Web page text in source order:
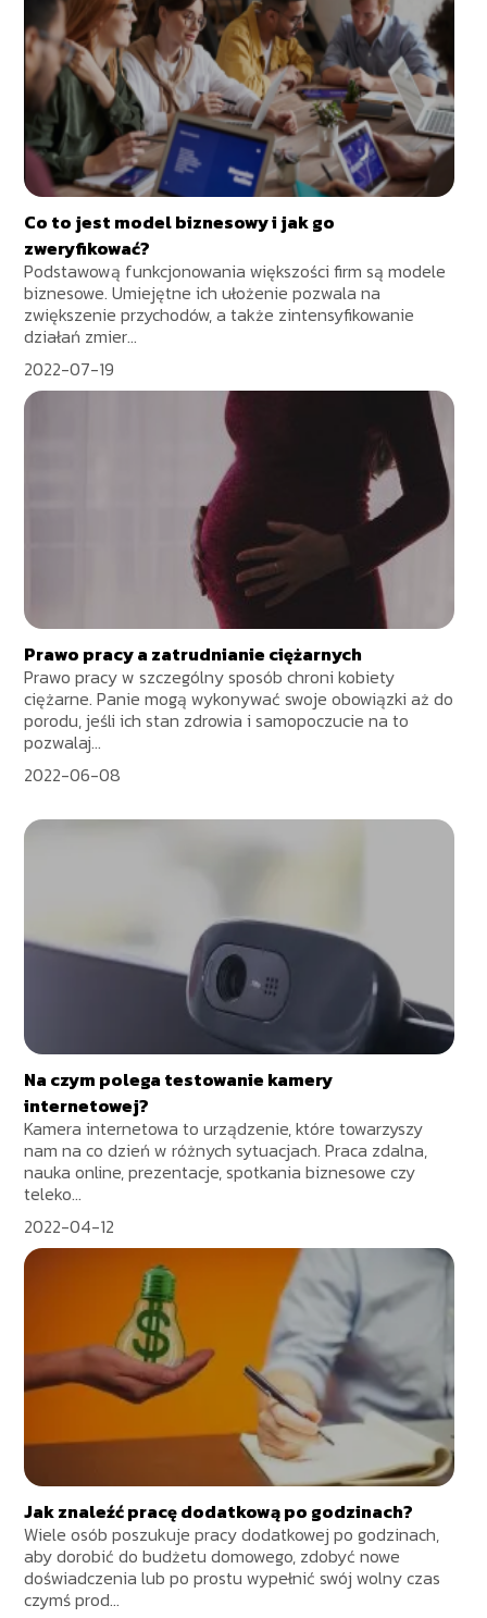
Co to jest model biznesowy i jak go
zweryfikować?
Podstawową funkcjonowania większości firm są modele
biznesowe. Umiejętne ich ułożenie pozwala na
zwiększenie przychodów, a także zintensyfikowanie
działań zmier...
2022-07-19
Prawo pracy a zatrudnianie ciężarnych
Prawo pracy w szczególny sposób chroni kobiety
ciężarne. Panie mogą wykonywać swoje obowiązki aż do
porodu, jeśli ich stan zdrowia i samopoczucie na to
pozwalaj...
2022-06-08
Na czym polega testowanie kamery
internetowej?
Kamera internetowa to urządzenie, które towarzyszy
nam na co dzień w różnych sytuacjach. Praca zdalna,
nauka online, prezentacje, spotkania biznesowe czy
teleko...
2022-04-12
Jak znaleźć pracę dodatkową po godzinach?
Wiele osób poszukuje pracy dodatkowej po godzinach,
aby dorobić do budżetu domowego, zdobyć nowe
doświadczenia lub po prostu wypełnić swój wolny czas
czymś prod...